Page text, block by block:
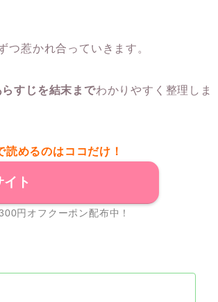
つ惹かれ合っていきます。
らすじを結末までわかりやすく整理しま
めるのはココだけ！
ト
円オフクーポン配布中！